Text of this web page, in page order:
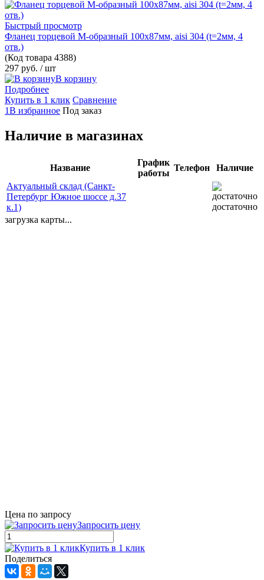
Быстрый просмотр
Фланец торцевой М-образный 100х87мм, aisi 304 (t=2мм, 4
отв.)
(Код товара 4388)
297 руб. / шт
В корзину
Подробнее
Купить в 1 клик Сравнение
1В избранное Под заказ
Наличие в магазинах
Название
График
работы
Телефон
Наличие
Актуальный склад (Санкт-
Петербург Южное шоссе д.37
к.1)
достаточно
загрузка карты...
Цена по запросу
Запросить цену
Купить в 1 клик
Поделиться